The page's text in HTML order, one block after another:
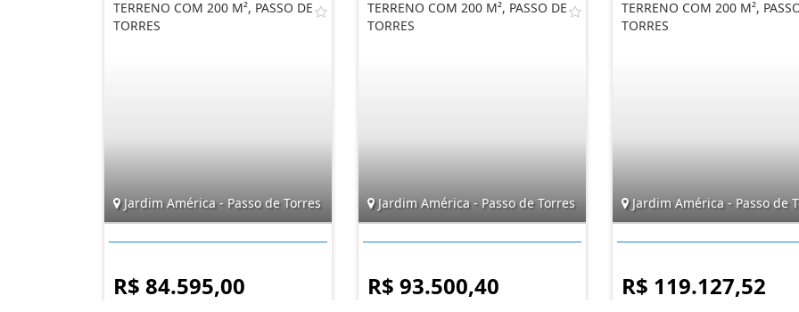
TERRENO COM 200 M², PASSO DE
TORRES
Jardim América - Passo de Torres
R$ 84.595,00
TERRENO COM 200 M², PASSO DE
TORRES
Jardim América - Passo de Torres
R$ 93.500,40
TERRENO COM 200 M²,
TORRES
Jardim América - Passo de
R$ 119.127,52